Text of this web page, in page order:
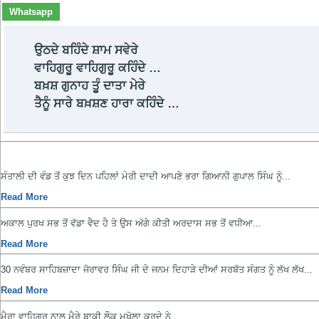
Whatsapp
ਉਠਦੇ ਬਹਿੰਦੇ ਸ਼ਾਮ ਸਵੇਰੇ
ਵਾਹਿਗੁਰੂ ਵਾਹਿਗੁਰੂ ਕਹਿੰਦੇ …
ਬਖ਼ਸ਼ ਗੁਨਾਹ ਤੂੰ ਦਾਤਾ ਮੇਰੇ
ਤੈਨੂੰ ਸਾਰੇ ਬਖ਼ਸ਼ਣ ਹਾਰਾ ਕਹਿੰਦੇ …
ਸੰਤਾਲੀ ਦੀ ਵੰਡ ਤੋਂ ਕੁਝ ਦਿਨ ਪਹਿਲਾਂ ਮੇਰੀ ਦਾਦੀ ਆਪਣੇ ਭਰਾ ਗਿਆਨੀ ਗੁਪਾਲ ਸਿੰਘ ਨੂੰ...
Read More
ਅਕਾਲ ਪੁਰਖ ਸਭ ਤੋਂ ਵੱਡਾ ਵੈਦ ਹੈ ਤੇ ਉਸ ਅੱਗੇ ਕੀਤੀ ਅਰਦਾਸ ਸਭ ਤੋਂ ਵਧੀਆ...
Read More
30 ਨਵੰਬਰ ਸਾਹਿਬਜ਼ਾਦਾ ਜੋਰਾਵਰ ਸਿੰਘ ਜੀ ਦੇ ਜਨਮ ਦਿਹਾੜੇ ਦੀਆਂ ਸਰਬੱਤ ਸੰਗਤ ਨੂੰ ਲੱਖ ਲੱਖ...
Read More
ਮੈਰਾ ਵਾਹਿਗੁਰੂ ਨਾਲ ਮੈਰੇ ਬਾਕੀ ਲੌਕ ਮਖੋਲਾ ਕਰਦੇ ਨੇ